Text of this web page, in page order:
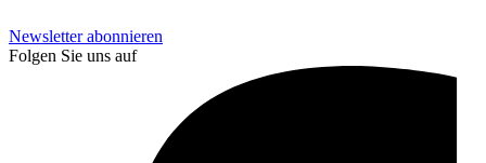
Newsletter abonnieren
Folgen Sie uns auf